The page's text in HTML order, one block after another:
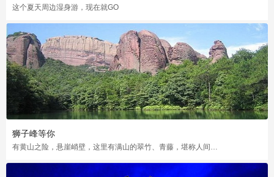
这个夏天周边湿身游，现在就GO
狮子峰等你